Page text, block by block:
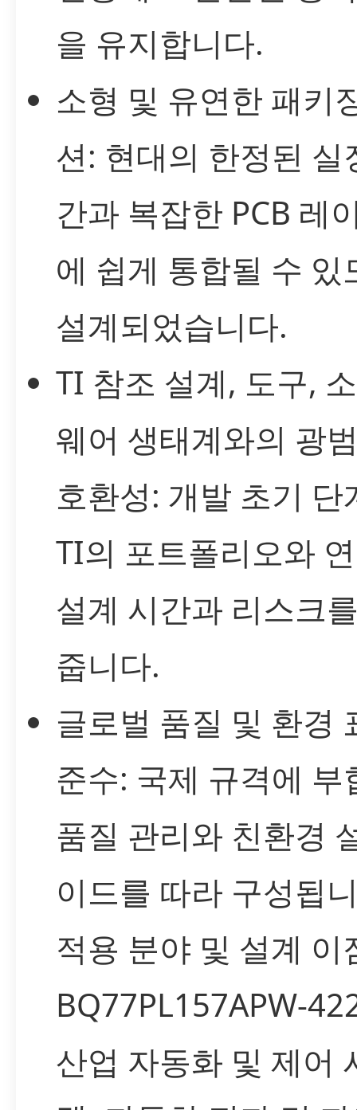
을 유지합니다.
소형 및 유연한 패키
션: 현대의 한정된 실
간과 복잡한 PCB 레
에 쉽게 통합될 수 있
설계되었습니다.
TI 참조 설계, 도구,
웨어 생태계와의 광
호환성: 개발 초기 단
TI의 포트폴리오와
설계 시간과 리스크
줍니다.
글로벌 품질 및 환경
준수: 국제 규격에 부
품질 관리와 친환경
이드를 따라 구성됩
적용 분야 및 설계 이
BQ77PL157APW-
산업 자동화 및 제어